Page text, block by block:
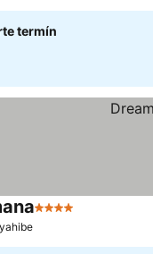
termín
4 Počet hvězdiček